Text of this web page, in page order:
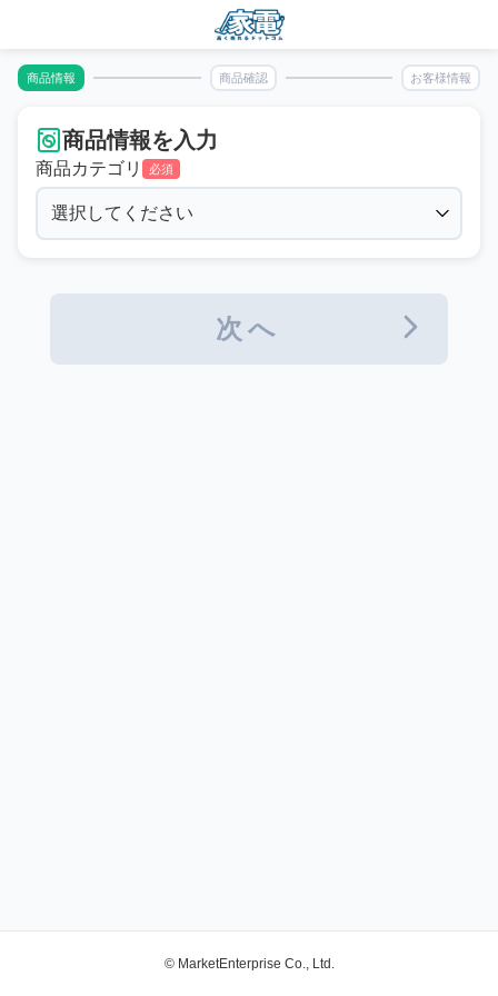
商品情報 商品確認 お客様情報
商品情報を入力
商品カテゴリ 必須
次へ
© MarketEnterprise Co., Ltd.